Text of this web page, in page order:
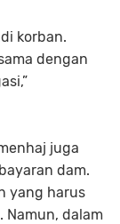
korban.
dengan
juga
dam.
yang harus
Namun, dalam